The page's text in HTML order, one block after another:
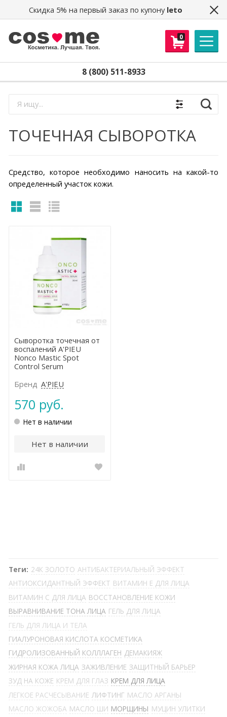
Скидка 5% на первый заказ по купону leto
0
8 (800) 511-8933
ТОЧЕЧНАЯ СЫВОРОТКА
Средство, которое необходимо наносить на какой-то
определенный участок кожи.
Сыворотка точечная от
воспалений A'PIEU
Nonco Mastic Spot
Control Serum
Бренд A'PIEU
570 руб.
Нет в наличии
Нет в наличии
Теги: 24К ЗОЛОТО АНТИБАКТЕРИАЛЬНЫЙ ЭФФЕКТ
АНТИОКСИДАНТНЫЙ ЭФФЕКТ ВИТАМИН Е ДЛЯ ЛИЦА
ВИТАМИН С ДЛЯ ЛИЦА ВОССТАНОВЛЕНИЕ КОЖИ
ВЫРАВНИВАНИЕ ТОНА ЛИЦА ГЕЛЬ ДЛЯ ЛИЦА
ГЕЛЬ ДЛЯ ЛИЦА И ТЕЛА
ГИАЛУРОНОВАЯ КИСЛОТА КОСМЕТИКА
ГИДРОЛИЗОВАННЫЙ КОЛЛЛАГЕН ДЕМАКИЯЖ
ЖИРНАЯ КОЖА ЛИЦА ЗАЖИВЛЕНИЕ ЗАЩИТНЫЙ БАРЬЕР
ЗУД НА КОЖЕ КРЕМ ДЛЯ ГЛАЗ КРЕМ ДЛЯ ЛИЦА
ЛЕГКОЕ РАСЧЕСЫВАНИЕ ЛИФТИНГ МАСЛО АРГАНЫ
МАСЛО ЖОЖОБА МАСЛО ШИ МОРЩИНЫ МУЦИН УЛИТКИ